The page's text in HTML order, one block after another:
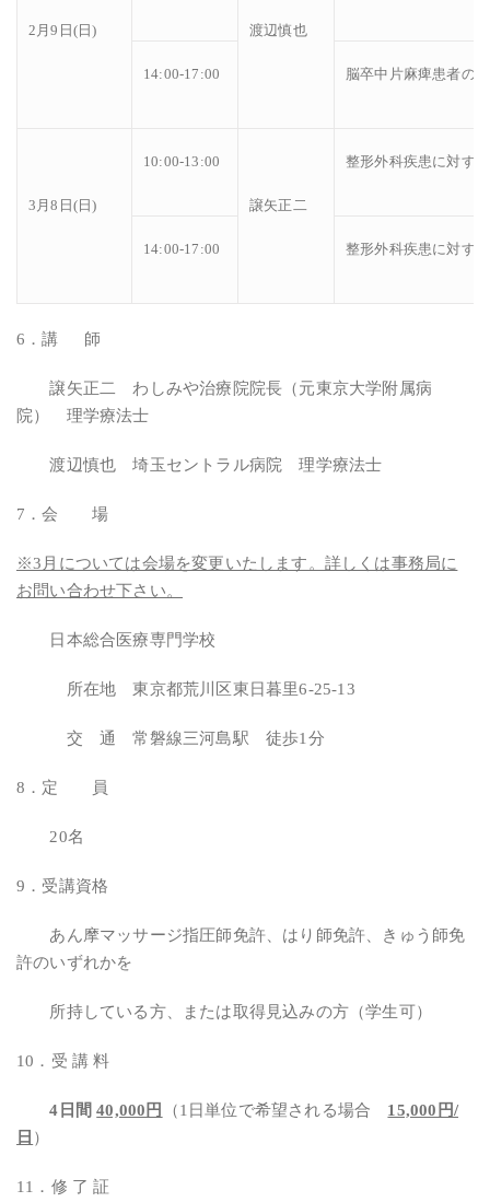
2月9日(日) 渡辺慎也
14:00-17:00 脳卒中片麻痺患者の
3月8日(日)
10:00-13:00
譲矢正二
整形外科疾患に対す
14:00-17:00 整形外科疾患に対
6．講 師
譲矢正二 わしみや治療院院長（元東京大学附属病
院） 理学療法士
渡辺慎也 埼玉セントラル病院 理学療法士
7．会 場
※3月については会場を変更いたします。詳しくは事務局に
お問い合わせ下さい。
日本総合医療専門学校
所在地 東京都荒川区東日暮里6-25-13
交 通 常磐線三河島駅 徒歩1分
8．定 員
20名
9．受講資格
あん摩マッサージ指圧師免許、はり師免許、きゅう師免
許のいずれかを
所持している方、または取得見込みの方（学生可）
10．受 講 料
4日間40,000円 （1日単位で希望される場合 15,000円/
日 ）
11．修 了 証